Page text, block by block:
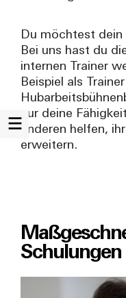
Du möchtest dein
Bei uns hast du
internen Trainer
Beispiel als
nur deine
anderen helfen,
erweitern.
Schulungen